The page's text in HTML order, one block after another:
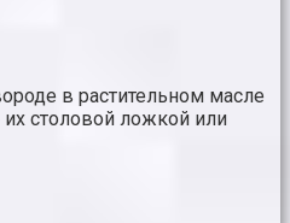
в растительном масле
столовой ложкой или